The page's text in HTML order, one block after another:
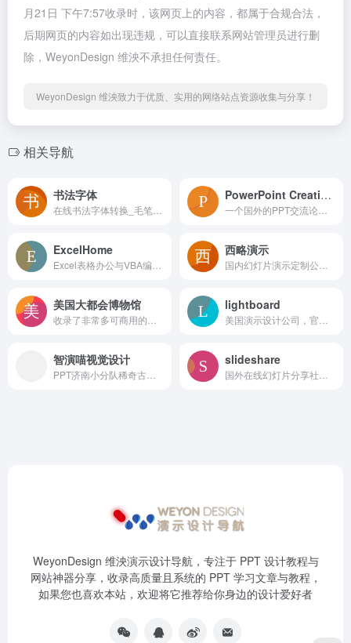
月21日 下午7:57收录时，该网页上的内容，都属于合规合法，
后期网页的内容如出现违规，可以直接联系网站管理员进行删
除，WeyonDesign 维泱不承担任何责任。
WeyonDesign 维泱致力于优质、实用的网络站点资源收集与分享！
相关导航
书法字体 PowerPoint Creative Forum
ExcelHome 西略演示
美国大都会博物馆 lightboard
智演喵视觉设计 slideshare
WeyonDesign 维泱演示设计导航，专注于 PPT 设计教程与
网站神器分享，收录高质量且系统的 PPT 学习文章与教程，
如果您也喜欢本站，欢迎将它推荐给你身边的设计爱好者